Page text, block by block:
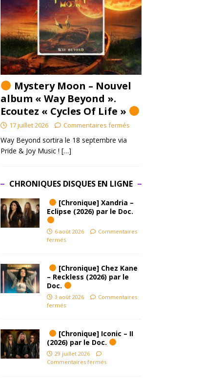
Mystery Moon – Nouvel
album « Way Beyond ».
Ecoutez « Cycles Of Life »
17 juillet 2026 Commentaires fermés
Way Beyond sortira le 18 septembre via
Pride & Joy Music ! […]
CHRONIQUES DISQUES EN LIGNE
[Chronique] Xandria –
Eclipse (2026) par le Doc.
6 août 2026
Commentaires
fermés
[Chronique] Chez Kane
– Reckless (2026) par le
Doc.
3 août 2026
Commentaires
fermés
[Chronique] Iconic – II
(2026) par le Doc.
29 juillet 2026
Commentaires fermés